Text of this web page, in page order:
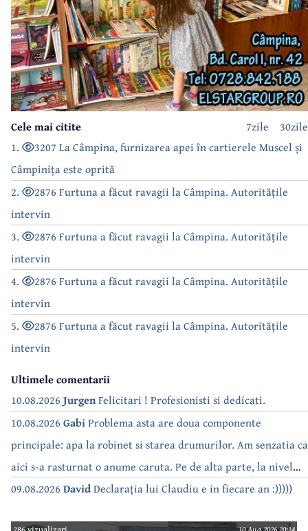
30zile
7zile
Cele mai citite
1.
3207 La Câmpina, furnizarea apei în cartierele Muscel și
Câmpinița este oprită
2.
2876 Furtuna a făcut ravagii la Câmpina. Autoritățile
intervin
3.
2876 Furtuna a făcut ravagii la Câmpina. Autoritățile
intervin
4.
2876 Furtuna a făcut ravagii la Câmpina. Autoritățile
intervin
5.
2876 Furtuna a făcut ravagii la Câmpina. Autoritățile
intervin
Ultimele comentarii
10.08.2026 JurgenFelicitari ! Profesionisti si dedicati.
10.08.2026 GabiProblema asta are doua componente
principale: apa la robinet si starea drumurilor. Am senzatia ca
aici s-a rasturnat o anume caruta. Pe de alta parte, la nivel
national, serialul asta deja a difuzat episoadele 'fara apa' si
09.08.2026 DavidDeclarația lui Claudiu e in fiecare an :)))))